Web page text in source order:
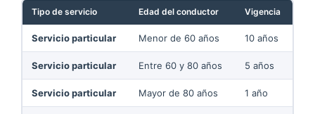
Tipo de servicio Edad del conductor Vigencia
Servicio particular Menor de 60 años 10 años
Servicio particular Entre 60 y 80 años 5 años
Servicio particular Mayor de 80 años 1 año